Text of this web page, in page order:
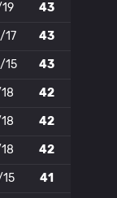
43
17 43
15 43
42
42
42
41